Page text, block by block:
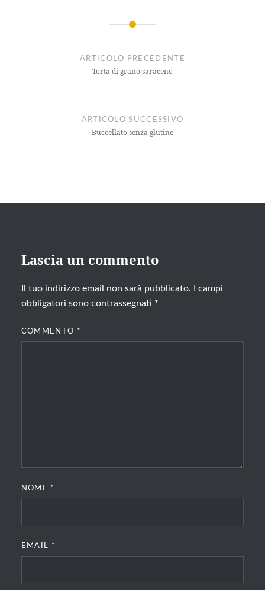
ARTICOLO PRECEDENTE
Torta di grano saraceno
ARTICOLO SUCCESSIVO
Buccellato senza glutine
Lascia un commento
Il tuo indirizzo email non sarà pubblicato.
I campi
obbligatori sono contrassegnati *
COMMENTO *
NOME *
EMAIL *